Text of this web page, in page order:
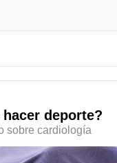
deporte?
sobre cardiología